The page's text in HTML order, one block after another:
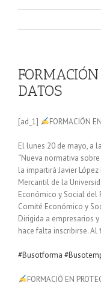
DATOS
[ad_1] FORMACIÓN
El lunes 20 de mayo, a
“Nueva normativa
la impartirá Javier
Mercantil de la
Económico y Social del
Comité Económico y
Dirigida a empresarios
hace falta inscribirse.
#Busotforma
FORMACIÓ EN